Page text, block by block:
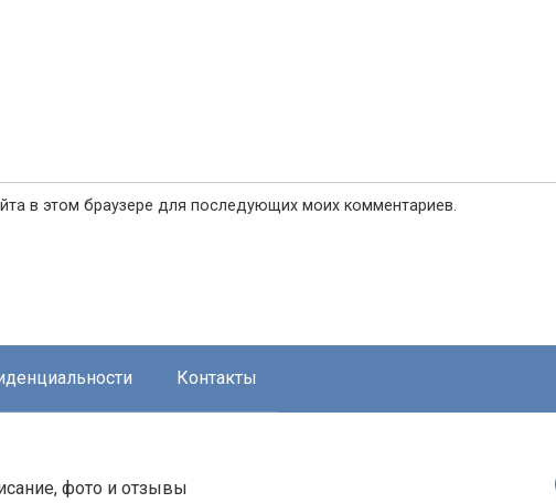
в этом браузере для последующих моих комментариев.
Контакты
фото и отзывы